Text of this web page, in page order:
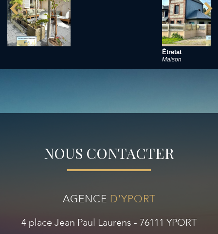
NOUS CONTACTER
AGENCE D'YPORT
4 place Jean Paul Laurens - 76111 YPORT